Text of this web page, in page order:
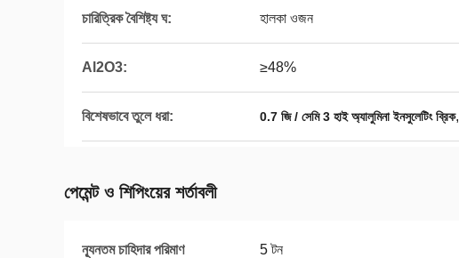
চারিত্রিক বৈশিষ্ট্য ঘ: হালকা ওজন
Al2O3: ≥48%
বিশেষভাবে তুলে ধরা: 0.7 জি / সেমি 3 হাই অ্যালুমিনা ইনসুলেটিং ব্রিক,
পেমেন্ট ও শিপিংয়ের শর্তাবলী
ন্যূনতম চাহিদার পরিমাণ 5 টন